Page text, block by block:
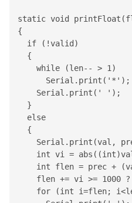
static void
{
if (!valid)
{
while (len-- > 1)
Serial .print('*');
Serial .print(' ');
}
else
{
Serial .print(val,
int vi =
int flen = prec +
flen += vi >= 1000 ?
for (int i=flen;